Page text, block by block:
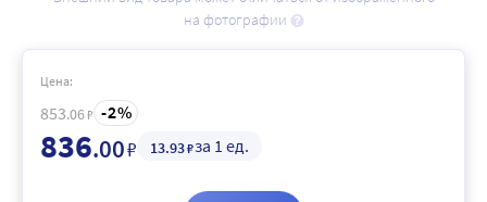
на фотографии
Цена:
853.06₽ 2
836.00₽ 13.93₽за 1 ед.